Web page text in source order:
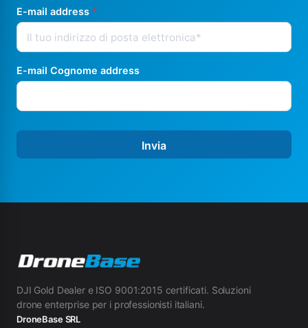
E-mail address *
E-mail Cognome address
Invia
DJI Gold Dealer e ISO 9001:2015 certificati. Soluzioni
drone enterprise per i professionisti italiani.
DroneBase SRL